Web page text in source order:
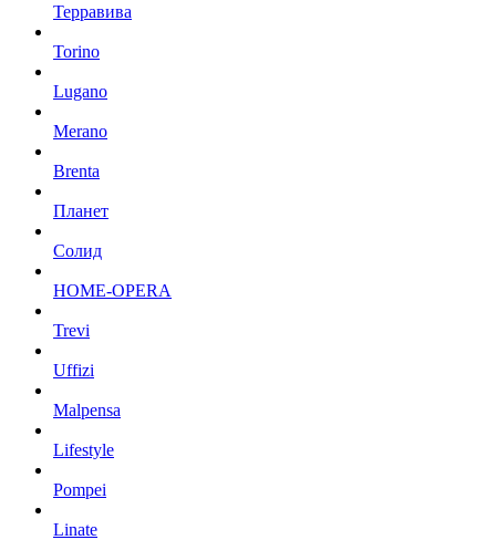
Терравива
Torino
Lugano
Merano
Brenta
Планет
Солид
HOME-OPERA
Trevi
Uffizi
Malpensa
Lifestyle
Pompei
Linate